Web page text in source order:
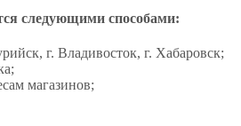
следующими способами:
г. Владивосток, г. Хабаровск;
магазинов;